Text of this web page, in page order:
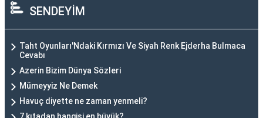
SENDEYİM
Taht Oyunları'Ndaki Kırmızı Ve Siyah Renk Ejderha Bulmaca
Cevabı
Azerin Bizim Dünya Sözleri
Mümeyyiz Ne Demek
Havuç diyette ne zaman yenmeli?